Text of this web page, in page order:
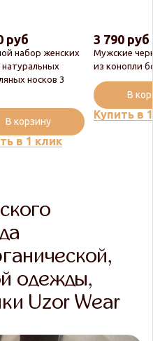
набор женских
носков 3
руб
в 1 клик
В корзину
Мужские
из конопли
3 790 руб
Купить в
В
одежды,
Uzor Wear